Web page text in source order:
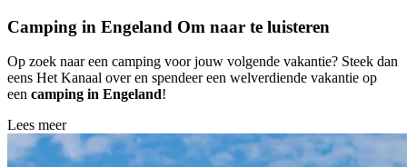
Camping in Engeland Om naar te luisteren
Op zoek naar een camping voor jouw volgende vakantie? Steek dan
eens Het Kanaal over en spendeer een welverdiende vakantie op
een camping in Engeland!
Lees meer